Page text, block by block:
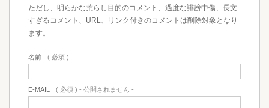
ただし、明らかな荒らし目的のコメント、過度な誹謗中傷、長文
すぎるコメント、URL、リンク付きのコメントは削除対象となり
ます。
名前 ( 必須 )
E-MAIL ( 必須 ) - 公開されません -